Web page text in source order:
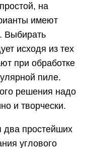
на
имеют
Выбирать
исходя из тех
при обработке
пиле.
решения надо
и творчески.
два простейших
углового